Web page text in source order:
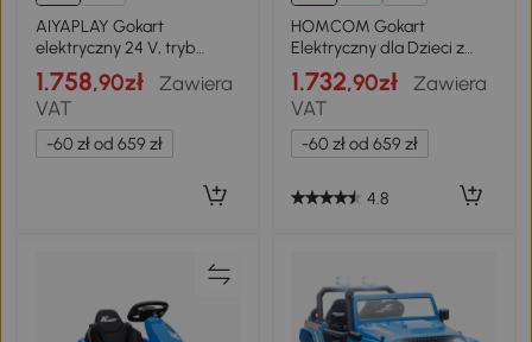
AIYAPLAY Gokart
elektryczny 24 V, tryb
driftu, regulowane
siedzenie, 5-punktowy pas
bezpieczeństwa, funkcja
muzyki, klakson, 6-12 lat,
czerwony
1.758,90zł
Zawiera
VAT
-60 zł od 659 zł
HOMCOM Gokart
Elektryczny dla Dzieci z
Klaksonem i Funkcją
Muzyki, Regulowane
Siedzisko, do 12 km/h,
Tworzywo Sztuczne, Metal,
Czerwony
1.732,90zł
Zawiera
VAT
-60 zł od 659 zł
4.8